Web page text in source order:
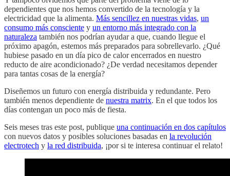
dependientes que nos hemos convertido de la tecnología y la
electricidad que la alimenta. Más sencillez en nuestras vidas, un
consumo más consciente y un entorno más integrado con la
naturaleza también nos podrían ayudar a que, cuando llegue el
próximo apagón, estemos más preparados para sobrellevarlo. ¿Qué
hubiese pasado en un día pico de calor encerrados en nuestro
reducto de aire acondicionado? ¿De verdad necesitamos depender
para tantas cosas de la energía?
Diseñemos un futuro con energía distribuida y redundante. Pero
también menos dependiente de nuestra matrix. En el que todos los
días contengan un poco más de fiesta.
Seis meses tras este post, publique una continuación en dos capítulos
con nuevos datos y posibles soluciones basadas en la revolución
electrotech y la red distribuida, ¡por si te interesa continuar el relato!